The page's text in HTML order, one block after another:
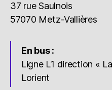
37 rue Saulnois
57070 Metz-Vallières
En bus :
Ligne L1 direction «
Lorient